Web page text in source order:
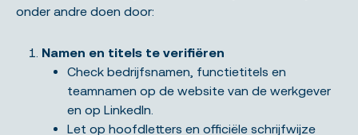
onder andre doen door:
Namen en titels te verifiëren
Check bedrijfsnamen, functietitels en
teamnamen op de website van de werkgever
en op LinkedIn.
Let op hoofdletters en officiële schrijfwijze